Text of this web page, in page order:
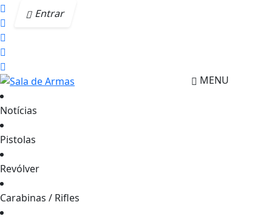
Entrar
MENU
Notícias
Pistolas
Revólver
Carabinas / Rifles